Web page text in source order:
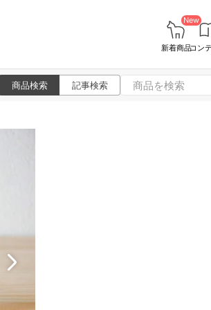
New
新着商品コン
商品検索 記事検索